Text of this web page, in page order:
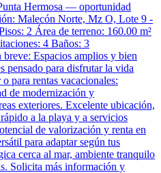
Hermosa — oportunidad
Malecón Norte, Mz O, Lote 9 -
2 Área de terreno: 160.00 m²
4 Baños: 3
Espacios amplios y bien
pensado para disfrutar la vida
para rentas vacacionales:
de modernización y
exteriores. Excelente ubicación,
a la playa y a servicios
de valorización y renta en
para adaptar según tus
cerca al mar, ambiente tranquilo
Solicita más información y